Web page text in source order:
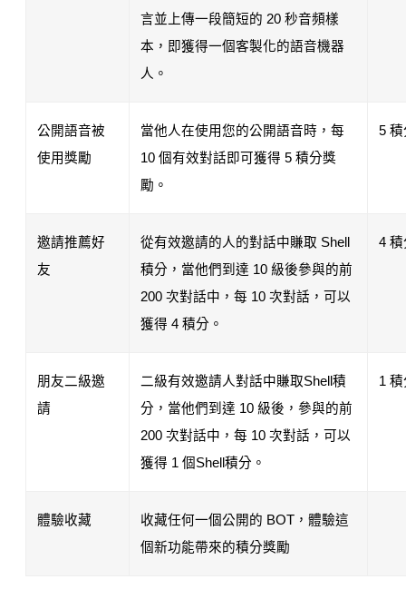
言並上傳一段簡短的 20 秒音頻樣
本，即獲得一個客製化的語音機器
人。
公開語音被
使用獎勵
當他人在使用您的公開語音時，每
10 個有效對話即可獲得 5 積分獎
勵。
5 積
邀請推薦好
友
從有效邀請的人的對話中賺取 Shell
積分，當他們到達 10 級後參與的前
200 次對話中，每 10 次對話，可以
獲得 4 積分。
4 積
朋友二級邀
請
二級有效邀請人對話中賺取Shell積
分，當他們到達 10 級後，參與的前
200 次對話中，每 10 次對話，可以
獲得 1 個Shell積分。
1
體驗收藏
收藏任何一個公開的 BOT，體驗這
個新功能帶來的積分獎勵